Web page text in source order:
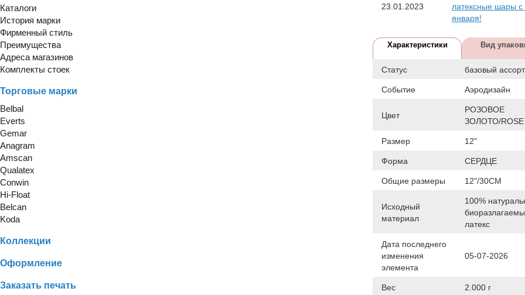
Каталоги
История марки
Фирменный стиль
Преимущества
Адреса магазинов
Комплекты стоек
Торговые марки
Belbal
Everts
Gemar
Anagram
Amscan
Qualatex
Conwin
Hi-Float
Belcan
Koda
Коллекции
Оформление
Заказать печать
23.01.2023
латексные шары с
января!
Характеристики Вид
Статус базовый
Событие Аэродизайн
Цвет
РОЗОВОЕ
ЗОЛОТО/ROSE
Размер 12"
Форма СЕРДЦЕ
Общие размеры 12"/30СМ
Исходный
материал
100%
латекс
Дата последнего
изменения
элемента
05-07-2026
Вес 2.000 г